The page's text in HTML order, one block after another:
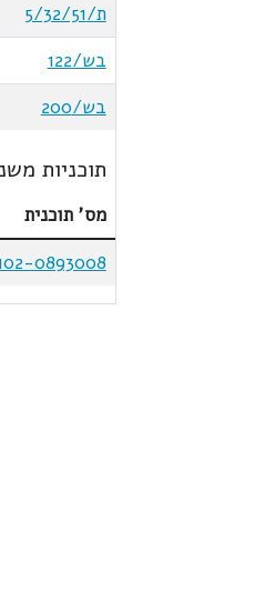
ת/5/32/51
בש/122
בש/200
תוכניות
מס' תוכנית
0893008